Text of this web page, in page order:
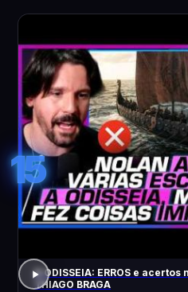
15
A ODISSEIA: ERROS e
THIAGO BRAGA